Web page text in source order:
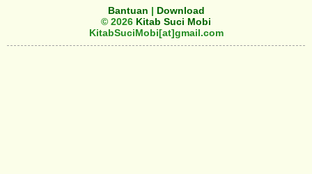
Bantuan | Download
© 2026 Kitab Suci Mobi
KitabSuciMobi[at]gmail.com